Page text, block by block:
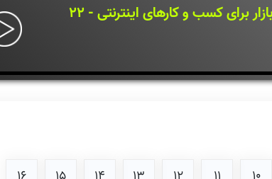
برای کسب و کارهای اینترنتی - 22